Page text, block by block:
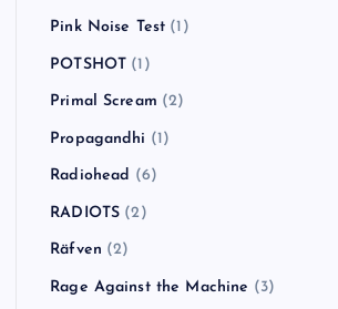
Pink Noise Test (1)
POTSHOT (1)
Primal Scream (2)
Propagandhi (1)
Radiohead (6)
RADIOTS (2)
Räfven (2)
Rage Against the Machine (3)